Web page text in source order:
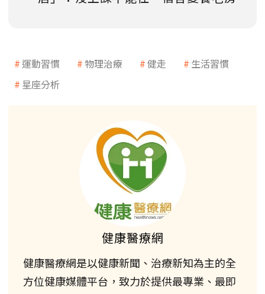
運動習慣 物理治療 健走
生活習慣
星座分析
健康醫療網
健康醫療網是以健康新聞、治療新知為主的全
方位健康媒體平台，致力於提供最專業、最即